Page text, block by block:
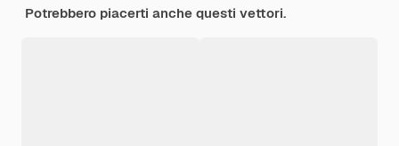
Potrebbero piacerti anche questi vettori.